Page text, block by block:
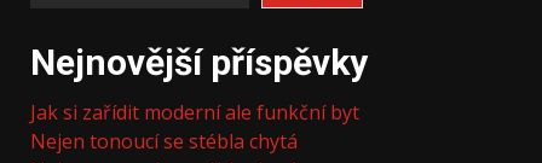
Nejnovější příspěvky
Jak si zařídit moderní ale funkční byt
Nejen tonoucí se stébla chytá